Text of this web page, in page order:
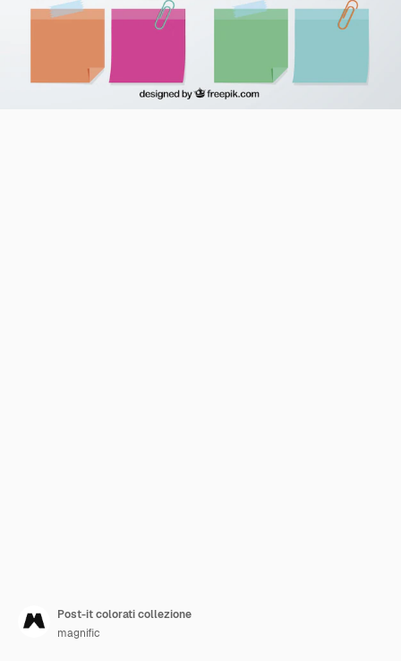
Post-it colorati collezione
magnific